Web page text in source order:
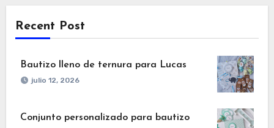
Recent Post
Bautizo lleno de ternura para Lucas
julio 12, 2026
Conjunto personalizado para bautizo